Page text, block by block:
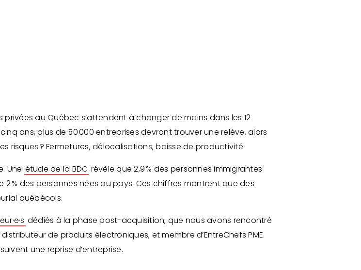
privées au Québec s’attendent à changer de mains dans les 12
ans, plus de 50 000 entreprises devront trouver une relève, alors
risques ? Fermetures, délocalisations, baisse de productivité.
Une étude de la BDC révèle que 2,9 % des personnes immigrantes
% des personnes nées au pays. Ces chiffres montrent que des
québécois.
dédiés à la phase post-acquisition, que nous avons rencontré
de produits électroniques, et membre d’EntreChefs PME.
une reprise d’entreprise.